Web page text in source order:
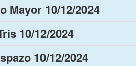
Mayor 10/12/2024
10/12/2024
10/12/2024